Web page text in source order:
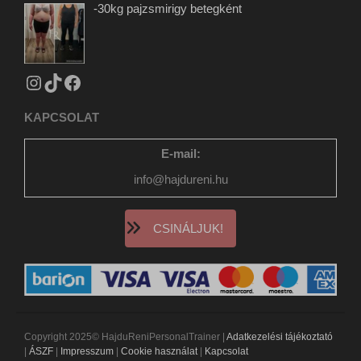
-30kg pajzsmirigy betegként
KAPCSOLAT
E-mail:
info@hajdureni.hu
CSINÁLJUK!
Copyright 2025© HajduReniPersonalTrainer | Adatkezelési tájékoztató
ÁSZF Impresszum Cookie használat| Kapcsolat
www.gstatic.com